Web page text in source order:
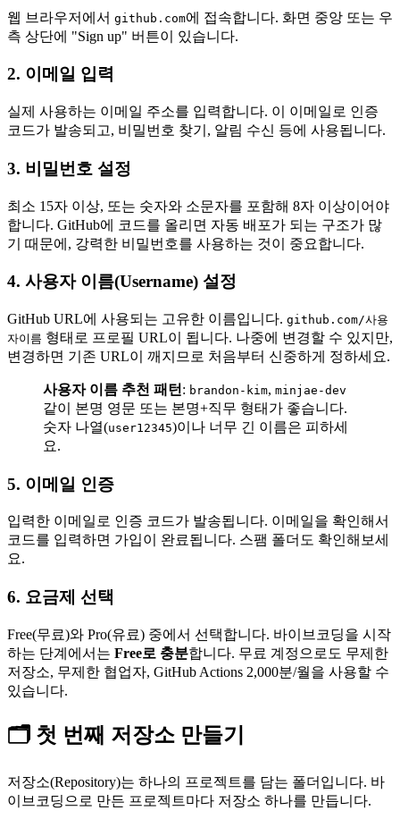
웹 브라우저에서 github.com에 접속합니다. 화면 중앙 또는 우
측 상단에 "Sign up" 버튼이 있습니다.
2. 이메일 입력
실제 사용하는 이메일 주소를 입력합니다. 이 이메일로 인증
코드가 발송되고, 비밀번호 찾기, 알림 수신 등에 사용됩니다.
3. 비밀번호 설정
최소 15자 이상, 또는 숫자와 소문자를 포함해 8자 이상이어야
합니다. GitHub에 코드를 올리면 자동 배포가 되는 구조가 많
기 때문에, 강력한 비밀번호를 사용하는 것이 중요합니다.
4. 사용자 이름(Username) 설정
GitHub URL에 사용되는 고유한 이름입니다. github.com/사용
자이름 형태로 프로필 URL이 됩니다. 나중에 변경할 수 있지만,
변경하면 기존 URL이 깨지므로 처음부터 신중하게 정하세요.
사용자 이름 추천 패턴 : brandon-kim, minjae-dev
같이 본명 영문 또는 본명+직무 형태가 좋습니다.
숫자 나열(user12345)이나 너무 긴 이름은 피하세
요.
5. 이메일 인증
입력한 이메일로 인증 코드가 발송됩니다. 이메일을 확인해서
코드를 입력하면 가입이 완료됩니다. 스팸 폴더도 확인해보세
요.
6. 요금제 선택
Free(무료)와 Pro(유료) 중에서 선택합니다. 바이브코딩을 시작
하는 단계에서는 Free로 충분합니다. 무료 계정으로도 무제한
저장소, 무제한 협업자, GitHub Actions 2,000분/월을 사용할 수
있습니다.
🗂️ 첫 번째 저장소 만들기
저장소(Repository)는 하나의 프로젝트를 담는 폴더입니다. 바
이브코딩으로 만든 프로젝트마다 저장소 하나를 만듭니다.